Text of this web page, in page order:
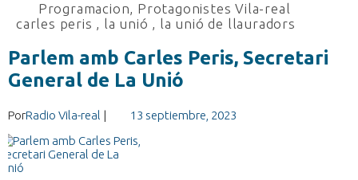
Programacion, Protagonistes Vila-real
carles peris , la unió , la unió de llauradors
Parlem amb Carles Peris, Secretari
General de La Unió
PorRadio Vila-real | 13 septiembre, 2023